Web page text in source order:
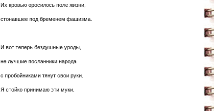
Их кровью оросилось поле жизни,
стонавшее под бременем фашизма.
И вот теперь бездушные уроды,
не лучшие посланники народа
с пробойниками тянут свои руки.
Я стойко принимаю эти муки.